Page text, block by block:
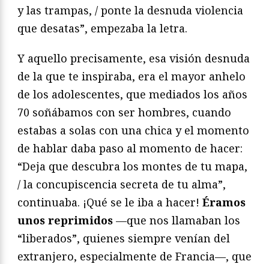
y las trampas, / ponte la desnuda violencia
que desatas”, empezaba la letra.
Y aquello precisamente, esa visión desnuda
de la que te inspiraba, era el mayor anhelo
de los adolescentes, que mediados los años
70 soñábamos con ser hombres, cuando
estabas a solas con una chica y el momento
de hablar daba paso al momento de hacer:
“Deja que descubra los montes de tu mapa,
/ la concupiscencia secreta de tu alma”,
continuaba. ¡Qué se le iba a hacer! Éramos
unos reprimidos —que nos llamaban los
“liberados”, quienes siempre venían del
extranjero, especialmente de Francia—, que